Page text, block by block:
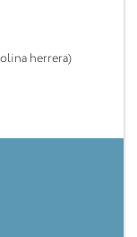
herrera)